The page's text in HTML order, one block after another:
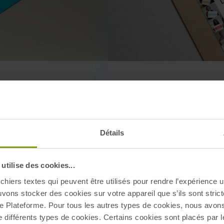
Détails
des cookies...
textes qui peuvent être utilisés pour rendre l’expérience
stocker des cookies sur votre appareil que s’ils sont
Plateforme. Pour tous les autres types de cookies, nous
différents types de cookies. Certains cookies sont placés par
à 60%
collective,
pour les postes
d’absence pour la
Les avantages du
Un Droit à la
possibilité de se
professionnels
Une Charte des
comportements
Un Accord sur
disparités
accompagnement